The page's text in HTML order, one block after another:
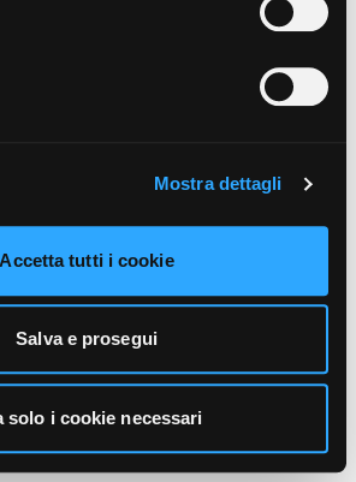
cliccando qui.
Mostra dettagli
Accetta tutti i cookie
Salva e prosegui
solo i cookie necessari